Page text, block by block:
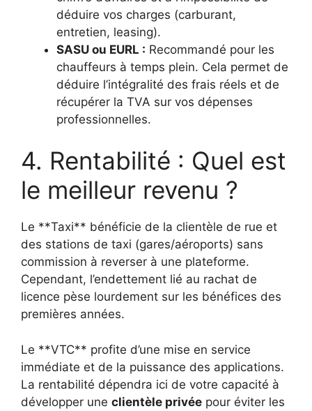
déduire vos charges (carburant,
entretien, leasing).
SASU ou EURL : Recommandé pour les
chauffeurs à temps plein. Cela permet de
déduire l’intégralité des frais réels et de
récupérer la TVA sur vos dépenses
professionnelles.
4. Rentabilité : Quel est
le meilleur revenu ?
Le **Taxi** bénéficie de la clientèle de rue et
des stations de taxi (gares/aéroports) sans
commission à reverser à une plateforme.
Cependant, l’endettement lié au rachat de
licence pèse lourdement sur les bénéfices des
premières années.
Le **VTC** profite d’une mise en service
immédiate et de la puissance des applications.
La rentabilité dépendra ici de votre capacité à
développer une clientèle privée pour éviter les